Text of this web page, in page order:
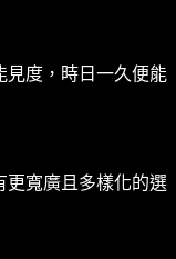
見度，時日一久便能
更寬廣且多樣化的選